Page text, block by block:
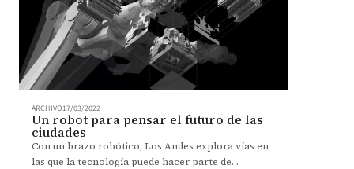
ARCHIVO17/03/2022
Un robot para pensar el futuro de las
ciudades
Con un brazo robótico, Los Andes explora vías en
las que la tecnología puede hacer parte de